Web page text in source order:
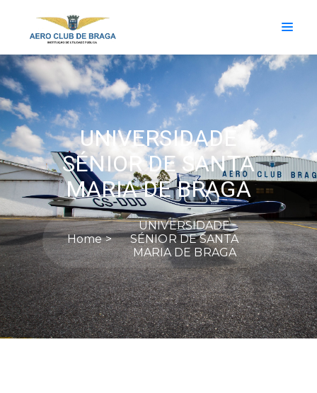
UNIVERSIDADE
SÉNIOR DE SANTA
MARIA DE BRAGA
Home
UNIVERSIDADE
SÉNIOR DE SANTA
MARIA DE BRAGA